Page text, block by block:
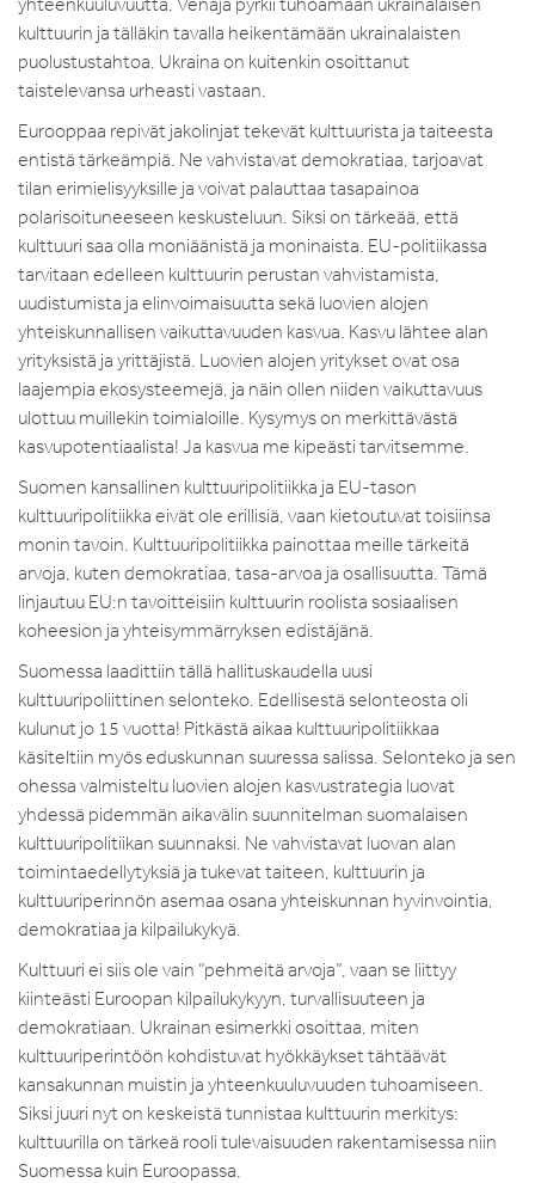
kulttuurin ja tälläkin tavalla heikentämään ukrainalaisten
puolustustahtoa. Ukraina on kuitenkin osoittanut
taistelevansa urheasti vastaan.
Eurooppaa repivät jakolinjat tekevät kulttuurista ja taiteesta
entistä tärkeämpiä. Ne vahvistavat demokratiaa, tarjoavat
tilan erimielisyyksille ja voivat palauttaa tasapainoa
polarisoituneeseen keskusteluun. Siksi on tärkeää, että
kulttuuri saa olla moniäänistä ja moninaista. EU-politiikassa
tarvitaan edelleen kulttuurin perustan vahvistamista,
uudistumista ja elinvoimaisuutta sekä luovien alojen
yhteiskunnallisen vaikuttavuuden kasvua. Kasvu lähtee alan
yrityksistä ja yrittäjistä. Luovien alojen yritykset ovat osa
laajempia ekosysteemejä, ja näin ollen niiden vaikuttavuus
ulottuu muillekin toimialoille. Kysymys on merkittävästä
kasvupotentiaalista! Ja kasvua me kipeästi tarvitsemme.
Suomen kansallinen kulttuuripolitiikka ja EU-tason
kulttuuripolitiikka eivät ole erillisiä, vaan kietoutuvat toisiinsa
monin tavoin. Kulttuuripolitiikka painottaa meille tärkeitä
arvoja, kuten demokratiaa, tasa-arvoa ja osallisuutta. Tämä
linjautuu EU:n tavoitteisiin kulttuurin roolista sosiaalisen
koheesion ja yhteisymmärryksen edistäjänä.
Suomessa laadittiin tällä hallituskaudella uusi
kulttuuripoliittinen selonteko. Edellisestä selonteosta oli
kulunut jo 15 vuotta! Pitkästä aikaa kulttuuripolitiikkaa
käsiteltiin myös eduskunnan suuressa salissa. Selonteko ja sen
ohessa valmisteltu luovien alojen kasvustrategia luovat
yhdessä pidemmän aikavälin suunnitelman suomalaisen
kulttuuripolitiikan suunnaksi. Ne vahvistavat luovan alan
toimintaedellytyksiä ja tukevat taiteen, kulttuurin ja
kulttuuriperinnön asemaa osana yhteiskunnan hyvinvointia,
demokratiaa ja kilpailukykyä.
Kulttuuri ei siis ole vain ”pehmeitä arvoja”, vaan se liittyy
kiinteästi Euroopan kilpailukykyyn, turvallisuuteen ja
demokratiaan. Ukrainan esimerkki osoittaa, miten
kulttuuriperintöön kohdistuvat hyökkäykset tähtäävät
kansakunnan muistin ja yhteenkuuluvuuden tuhoamiseen.
Siksi juuri nyt on keskeistä tunnistaa kulttuurin merkitys:
kulttuurilla on tärkeä rooli tulevaisuuden rakentamisessa niin
Suomessa kuin Euroopassa.